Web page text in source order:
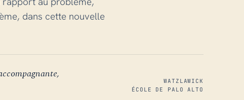
dans cette nouvelle
WATZLAWICK
ÉCOLE DE PALO ALTO